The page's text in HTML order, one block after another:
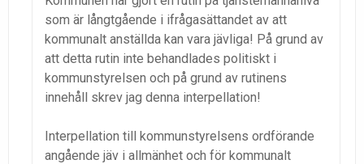
som är långtgående i ifrågasättandet av att
kommunalt anställda kan vara jävliga! På grund av
att detta rutin inte behandlades politiskt i
kommunstyrelsen och på grund av rutinens
innehåll skrev jag denna interpellation!
Interpellation till kommunstyrelsens ordförande
angående jäv i allmänhet och för kommunalt